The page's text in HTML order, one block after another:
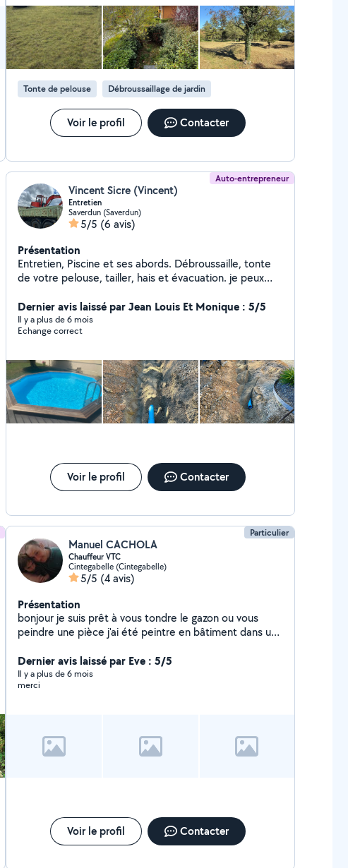
travail soigné. J'interviens auprès des particuliers
comme des professionnels, pour des missions
ponctuelles ou un suivi régulier
Tonte de pelouse Débroussaillage de jardin
Voir le profil Contacter
Auto-entrepreneur
Vincent Sicre (Vincent)
Entretien
Saverdun (Saverdun)
5/5 (6 avis)
Présentation
Entretien, Piscine et ses abords. Débroussaille, tonte
de votre pelouse, tailler, hais et évacuation. je peux
avec poids Lourds 6,4 poly benne. terrassement
aménagement de terre assainissement n'hésitez pas à
me contacter.
Dernier avis laissé par Jean Louis Et Monique : 5/5
Il y a plus de 6 mois
Echange correct
Voir le profil Contacter
Particulier
Manuel CACHOLA
Chauffeur VTC
Cintegabelle (Cintegabelle)
5/5 (4 avis)
Présentation
bonjour je suis prêt à vous tondre le gazon ou vous
peindre une pièce j'ai été peintre en bâtiment dans une
pas me demander de conseil de qualité de peinture j'ai
perdu les notions des cours ....
Dernier avis laissé par Eve : 5/5
Il y a plus de 6 mois
merci
Voir le profil Contacter